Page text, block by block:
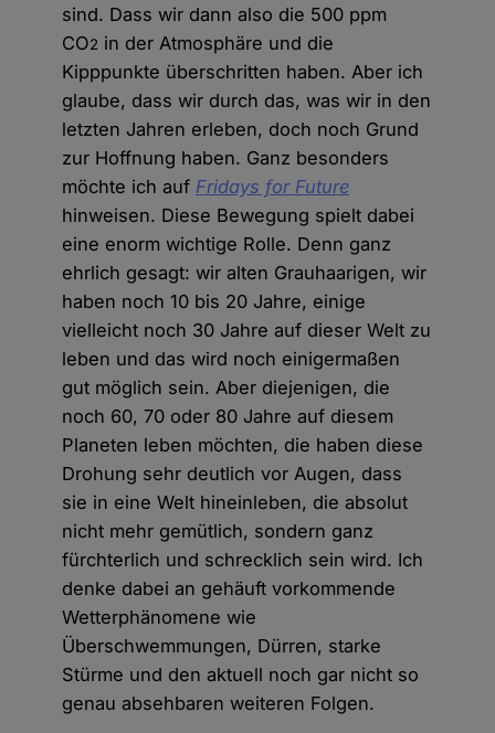
sind. Dass wir dann also die 500 ppm
CO2 in der Atmosphäre und die
Kipppunkte überschritten haben. Aber ich
glaube, dass wir durch das, was wir in den
letzten Jahren erleben, doch noch Grund
zur Hoffnung haben. Ganz besonders
möchte ich auf Fridays for Future
hinweisen. Diese Bewegung spielt dabei
eine enorm wichtige Rolle. Denn ganz
ehrlich gesagt: wir alten Grauhaarigen, wir
haben noch 10 bis 20 Jahre, einige
vielleicht noch 30 Jahre auf dieser Welt zu
leben und das wird noch einigermaßen
gut möglich sein. Aber diejenigen, die
noch 60, 70 oder 80 Jahre auf diesem
Planeten leben möchten, die haben diese
Drohung sehr deutlich vor Augen, dass
sie in eine Welt hineinleben, die absolut
nicht mehr gemütlich, sondern ganz
fürchterlich und schrecklich sein wird. Ich
denke dabei an gehäuft vorkommende
Wetterphänomene wie
Überschwemmungen, Dürren, starke
Stürme und den aktuell noch gar nicht so
genau absehbaren weiteren Folgen.